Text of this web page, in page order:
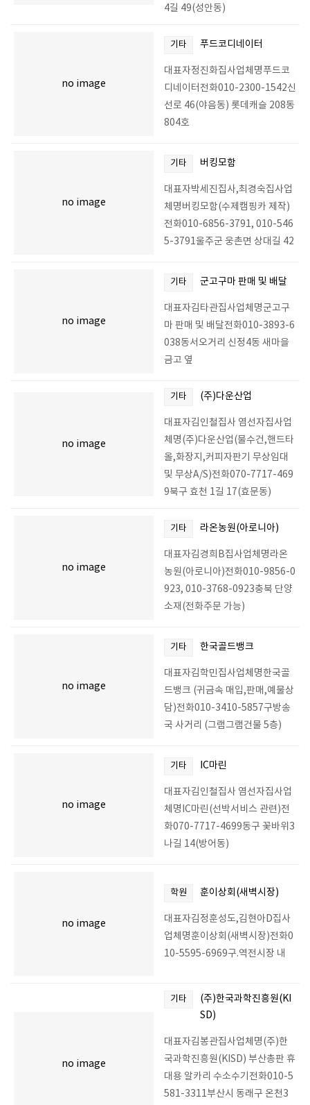
4길 49(성안동)
no image
기타 푸드코디네이터
대표자정진화집사업체명푸드코
디네이터전화010-2300-1542신
선로 46(야음동) 롯데캐슬 208동
804호
no image
기타 버킹모함
대표자박세진집사,최경숙집사업
체명버킹모함(수제캠핑카 제작)
전화010-6856-3791, 010-546
5-3791울주군 웅촌면 상대길 42
no image
기타 군고구마 판매 및 배달
대표자김타관집사업체명군고구
마 판매 및 배달전화010-3893-6
038동서오거리 신정4동 새마을
금고 옆
no image
기타 (주)다운산업
대표자김인철집사 염선자집사업
체명(주)다운산업(물수건,핸드타
올,화장지,커피자판기 무상임대
및 무상A/S)전화070-7717-469
9북구 효천 1길 17(효문동)
no image
기타 라온농원(아로니아)
대표자김경희B집사업체명라온
농원(아로니아)전화010-9856-0
923, 010-3768-0923충북 단양
소재(전화주문 가능)
no image
기타 한국골드뱅크
대표자김학민집사업체명한국골
드뱅크 (귀금속 매입,판매,예물상
담)전화010-3410-5857구방송
국 사거리 (그램그램건물 5층)
no image
기타 IC마린
대표자김인철집사 염선자집사업
체명IC마린(선박서비스 관련)전
화070-7717-4699동구 꽃바위3
나길 14(방어동)
no image
학원 훈이상회(새벽시장)
대표자김정훈성도,김현아D집사
업체명훈이상회(새벽시장)전화0
10-5595-6969구.역전시장 내
no image
기타
(주)한국과학진흥원(KI
SD)
대표자김봉관집사업체명(주)한
국과학진흥원(KISD) 부산총판 휴
대용 알카리 수소수기전화010-5
581-3311부산시 동래구 온천3